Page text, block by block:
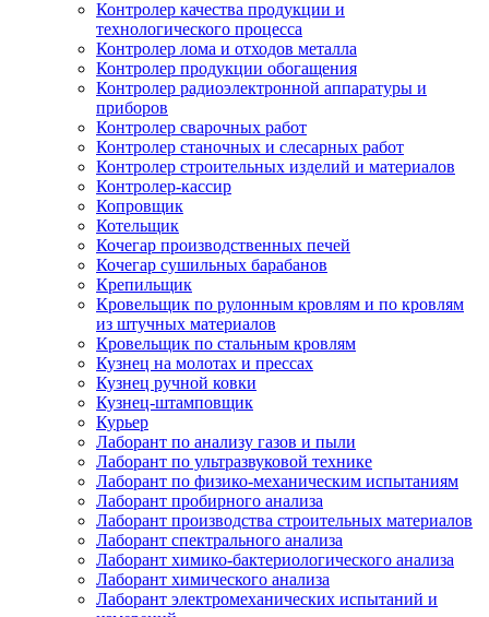
Контролер качества продукции и
технологического процесса
Контролер лома и отходов металла
Контролер продукции обогащения
Контролер радиоэлектронной аппаратуры и
приборов
Контролер сварочных работ
Контролер станочных и слесарных работ
Контролер строительных изделий и материалов
Контролер-кассир
Копровщик
Котельщик
Кочегар производственных печей
Кочегар сушильных барабанов
Крепильщик
Кровельщик по рулонным кровлям и по кровлям
из штучных материалов
Кровельщик по стальным кровлям
Кузнец на молотах и прессах
Кузнец ручной ковки
Кузнец-штамповщик
Курьер
Лаборант по анализу газов и пыли
Лаборант по ультразвуковой технике
Лаборант по физико-механическим испытаниям
Лаборант пробирного анализа
Лаборант производства строительных материалов
Лаборант спектрального анализа
Лаборант химико-бактериологического анализа
Лаборант химического анализа
Лаборант электромеханических испытаний и